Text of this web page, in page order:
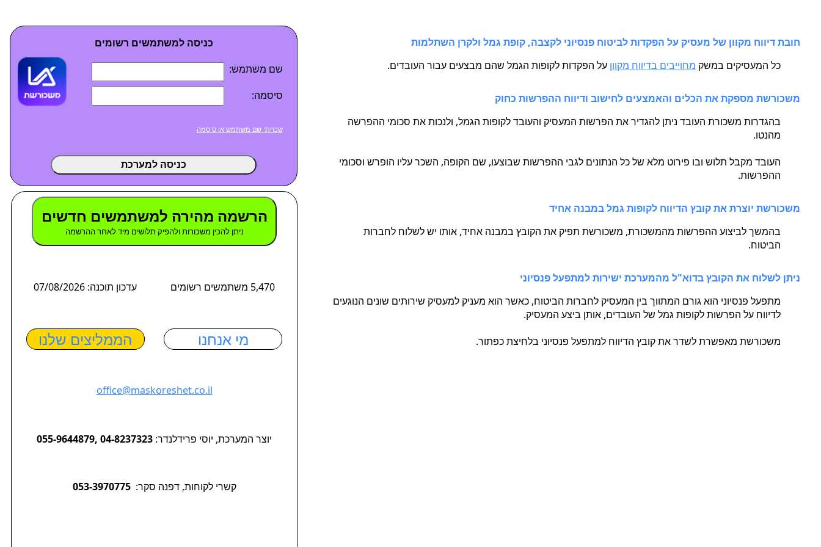
חובת דיווח מקוון של מעסיק על הפקדות לביטוח פנסיוני לקצבה, קופת גמל ולקרן השתלמות
כל המעסיקים במשק מחוייבים בדיווח מקוון על הפקדות לקופות הגמל שהם מבצעים עבור העובדים.
משכורשת מספקת את הכלים והאמצעים לחישוב ודיווח ההפרשות כחוק
בהגדרות משכורת העובד ניתן להגדיר את הפרשות המעסיק והעובד לקופות הגמל, ולנכות את סכומי ההפרשה
מהנטו.
העובד מקבל תלוש ובו פירוט מלא של כל הנתונים לגבי ההפרשות שבוצעו, שם הקופה, השכר עליו הופרש וסכומי
ההפרשות.
משכורשת יוצרת את קובץ הדיווח לקופות גמל במבנה אחיד
בהמשך לביצוע ההפרשות מהמשכורת, משכורשת תפיק את הקובץ במבנה אחיד, אותו יש לשלוח לחברות
הביטוח.
ניתן לשלוח את הקובץ בדוא"ל מהמערכת ישירות למתפעל פנסיוני
מתפעל פנסיוני הוא גורם המתווך בין המעסיק לחברות הביטוח, כאשר הוא מעניק למעסיק שירותים שונים הנוגעים
לדיווח על הפרשות לקופות גמל של העובדים, אותן ביצע המעסיק.
משכורשת מאפשרת לשדר את קובץ הדיווח למתפעל פנסיוני בלחיצת כפתור.
כניסה למשתמשים רשומים
שם משתמש:
סיסמה:
שכחתי שם משתמש או סיסמה
כניסה למערכת
הרשמה מהירה למשתמשים חדשים
ניתן להכין משכורות ולהפיק תלושים מיד לאחר ההרשמה
5,470 משתמשים רשומים עדכון תוכנה: 07/08/2026
מי אנחנו הממליצים שלנו
office@maskoreshet.co.il
יוצר המערכת, יוסי פרידלנדר: 055-9644879, 04-8237323
קשרי לקוחות, דפנה סקר:053-3970775